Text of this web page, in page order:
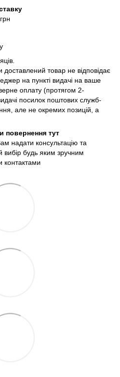
товар не відповідає
на пункті видачі на ваше
оплату (протягом 2-
посилок поштових служб-
але не окремих позицій, а
повернення тут
надати консультацію та
вибір будь яким зручним
контактами